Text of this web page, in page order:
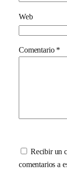
Web
Comentario *
Recibir un
comentarios a